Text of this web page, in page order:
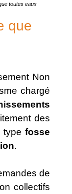
toutes eaux
que
Non
chargé
des
type fosse
.
de
collectifs